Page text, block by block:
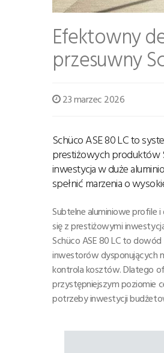
Efektowny
przesuwny
23 marzec 2026
Schüco ASE 80 LC to
prestiżowych produktów
inwestycja w duże
spełnić marzenia o
Subtelne aluminiowe profile
się z prestiżowymi
Schüco ASE 80 LC to
inwestorów dysponujących
kontrola kosztów. Dlatego
przystępniejszym poziomie
potrzeby inwestycji